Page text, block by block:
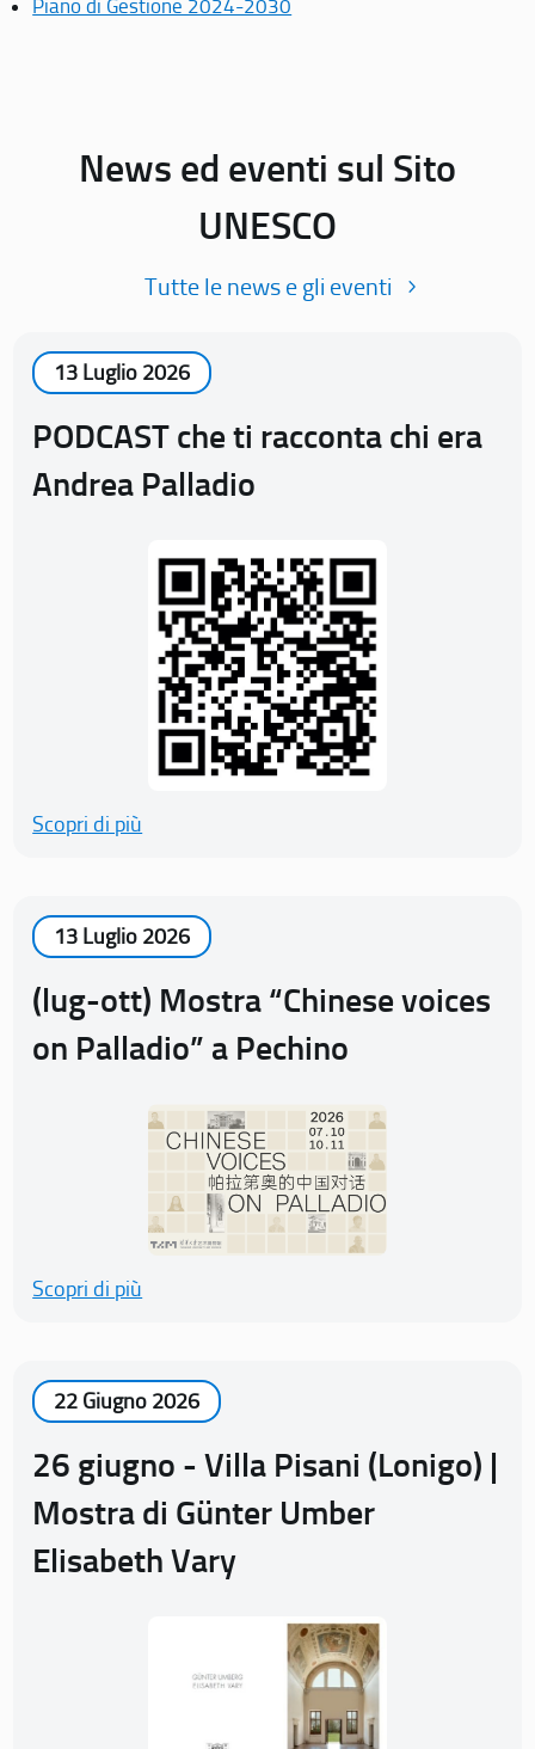
Piano di Gestione 2024-2030
News ed eventi sul Sito
UNESCO
Tutte le news e gli eventi
13 Luglio 2026
PODCAST che ti racconta chi era
Andrea Palladio
Scopri di più
13 Luglio 2026
(lug-ott) Mostra “Chinese voices
on Palladio” a Pechino
Scopri di più
22 Giugno 2026
26 giugno - Villa Pisani (Lonigo) |
Mostra di Günter Umber
Elisabeth Vary